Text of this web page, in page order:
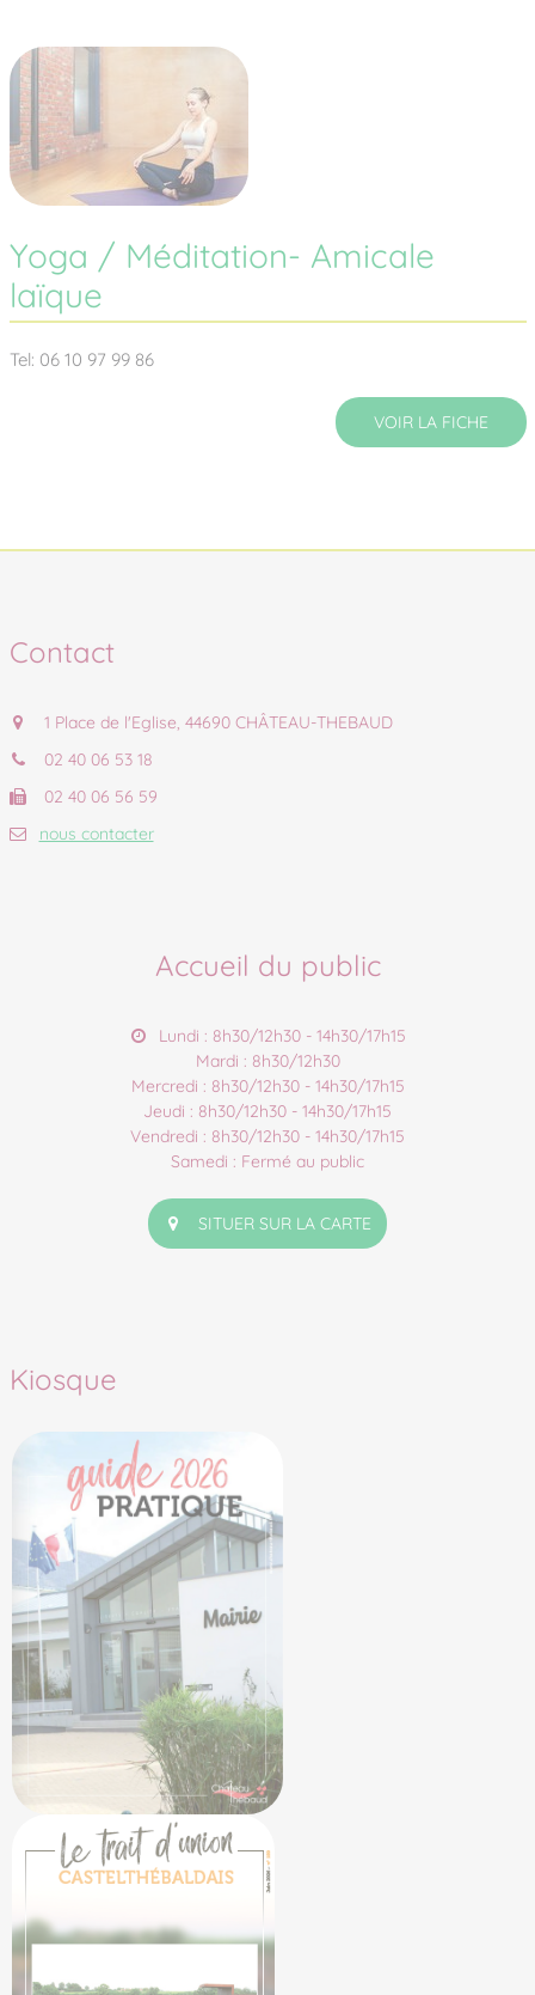
Yoga / Méditation- Amicale
laïque
Tel: 06 10 97 99 86
VOIR LA FICHE
Contact
1 Place de l'Eglise, 44690 CHÂTEAU-THEBAUD
02 40 06 53 18
02 40 06 56 59
nous contacter
Accueil du public
Lundi : 8h30/12h30 - 14h30/17h15
Mardi : 8h30/12h30
Mercredi : 8h30/12h30 - 14h30/17h15
Jeudi : 8h30/12h30 - 14h30/17h15
Vendredi : 8h30/12h30 - 14h30/17h15
Samedi : Fermé au public
SITUER SUR LA CARTE
Kiosque